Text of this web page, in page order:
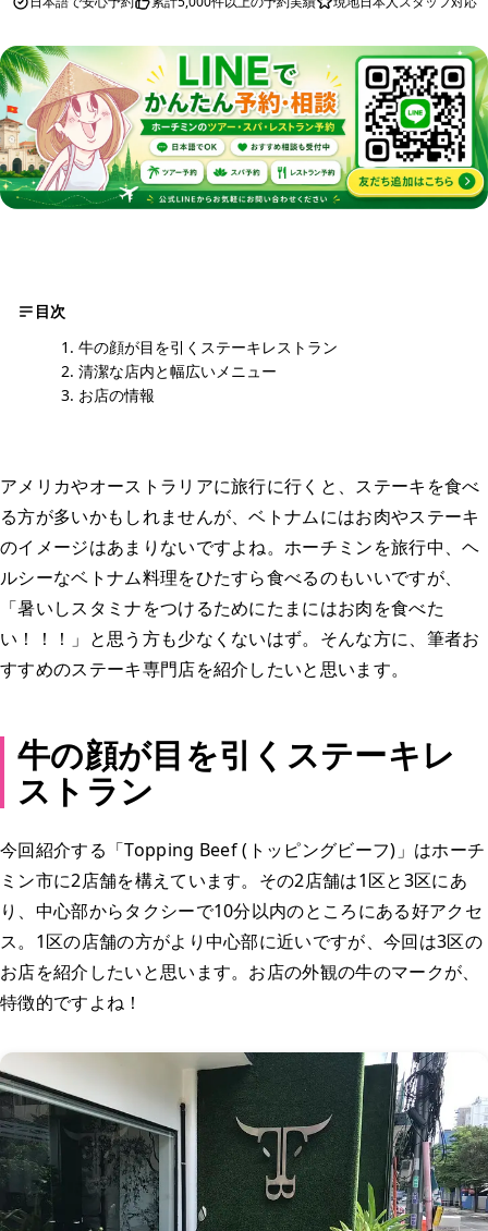
目次
牛の顔が目を引くステーキレストラン
清潔な店内と幅広いメニュー
お店の情報
アメリカやオーストラリアに旅行に行くと、ステーキを食べ
る方が多いかもしれませんが、ベトナムにはお肉やステーキ
のイメージはあまりないですよね。ホーチミンを旅行中、ヘ
ルシーなベトナム料理をひたすら食べるのもいいですが、
「暑いしスタミナをつけるためにたまにはお肉を食べた
い！！！」と思う方も少なくないはず。そんな方に、筆者お
すすめのステーキ専門店を紹介したいと思います。
牛の顔が目を引くステーキレ
ストラン
今回紹介する「Topping Beef (トッピングビーフ)」はホーチ
ミン市に2店舗を構えています。その2店舗は1区と3区にあ
り、中心部からタクシーで10分以内のところにある好アクセ
ス。1区の店舗の方がより中心部に近いですが、今回は3区の
お店を紹介したいと思います。お店の外観の牛のマークが、
特徴的ですよね！